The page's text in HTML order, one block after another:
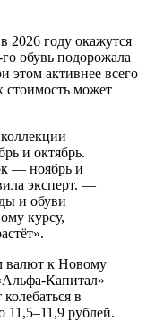
2026 году окажутся
обувь подорожала
этом активнее всего
может
и октябрь.
— ноябрь и
эксперт. —
и обуви
курсу,
валют к Новому
Капитал»
в
11,5–11,9 рублей.